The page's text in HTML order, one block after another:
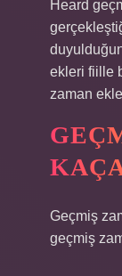
Heard
ekleri fiille
zaman
Geçmiş
geçmiş